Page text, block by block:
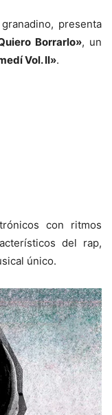
presenta
Borrarlo», un
Vol. II».
con ritmos
del rap,
único.